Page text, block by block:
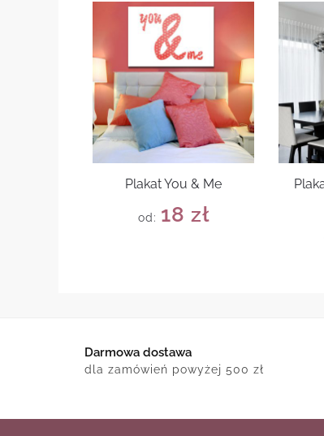
Plakat You & Me
od: 18 zł
Darmowa dostawa
dla zamówień powyżej 500 zł